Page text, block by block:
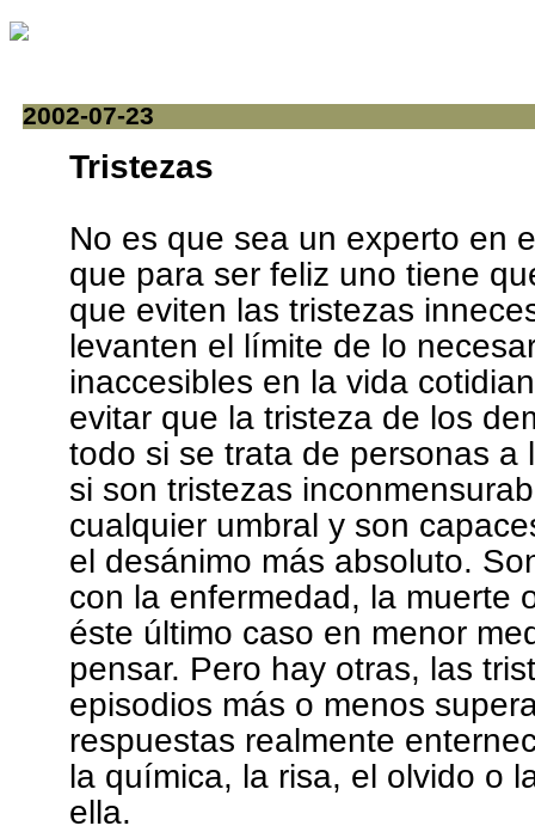
2002-07-23
Tristezas
No es que sea un experto en
que para ser feliz uno tiene
que eviten las tristezas
levanten el límite de lo
inaccesibles en la vida
evitar que la tristeza de los
todo si se trata de personas a
si son tristezas
cualquier umbral y son
el desánimo más absoluto.
con la enfermedad, la muerte
éste último caso en menor
pensar. Pero hay otras, las
episodios más o menos
respuestas realmente
la química, la risa, el olvido o
ella.